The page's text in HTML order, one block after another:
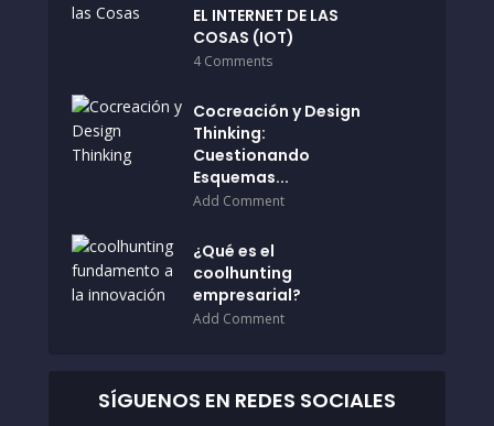
EL INTERNET DE LAS
COSAS (IOT)
4 Comments
Cocreación y Design
Thinking:
Cuestionando
Esquemas...
Add Comment
¿Qué es el
coolhunting
empresarial?
Add Comment
SÍGUENOS EN REDES SOCIALES